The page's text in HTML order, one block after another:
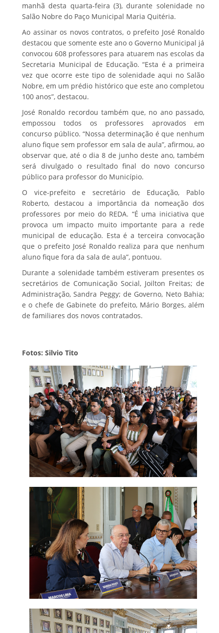
manhã desta quarta-feira (3), durante solenidade no
Salão Nobre do Paço Municipal Maria Quitéria.
Ao assinar os novos contratos, o prefeito José Ronaldo
destacou que somente este ano o Governo Municipal já
convocou 608 professores para atuarem nas escolas da
Secretaria Municipal de Educação. “Esta é a primeira
vez que ocorre este tipo de solenidade aqui no Salão
Nobre, em um prédio histórico que este ano completou
100 anos”, destacou.
José Ronaldo recordou também que, no ano passado,
empossou todos os professores aprovados em
concurso público. “Nossa determinação é que nenhum
aluno fique sem professor em sala de aula”, afirmou, ao
observar que, até o dia 8 de junho deste ano, também
será divulgado o resultado final do novo concurso
público para professor do Município.
O vice-prefeito e secretário de Educação, Pablo
Roberto, destacou a importância da nomeação dos
professores por meio do REDA. “É uma iniciativa que
provoca um impacto muito importante para a rede
municipal de educação. Esta é a terceira convocação
que o prefeito José Ronaldo realiza para que nenhum
aluno fique fora da sala de aula”, pontuou.
Durante a solenidade também estiveram presentes os
secretários de Comunicação Social, Joilton Freitas; de
Administração, Sandra Peggy; de Governo, Neto Bahia;
e o chefe de Gabinete do prefeito, Mário Borges, além
de familiares dos novos contratados.
Fotos: Silvio Tito